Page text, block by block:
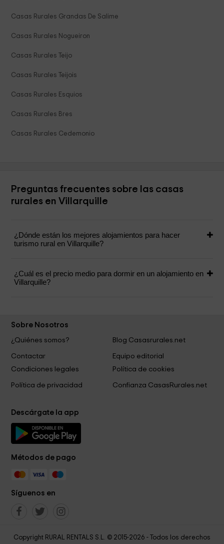
Casas Rurales Grandas De Salime
Casas Rurales Nogueiron
Casas Rurales Teijo
Casas Rurales Teijois
Casas Rurales Esquios
Casas Rurales Bres
Casas Rurales Cedemonio
Preguntas frecuentes sobre las casas
rurales en Villarquille
¿Dónde están los mejores alojamientos para hacer
turismo rural en Villarquille?
¿Cuál es el precio medio para dormir en un alojamiento en
Villarquille?
Sobre Nosotros
¿Quiénes somos?
Blog Casasrurales.net
Contactar
Equipo editorial
Condiciones legales
Política de cookies
Política de privacidad Confianza CasasRurales.net
Descárgate la app
Métodos de pago
Síguenos en
Copyright RURAL RENTALS S.L. © 2015-2026 - Todos los derechos